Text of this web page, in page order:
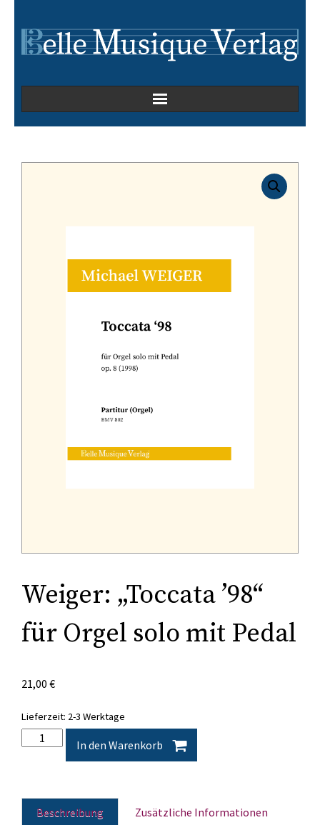
Home
Kammermusik
Orchesterwerke
Weiger: „Toccata ’98“
für Orgel solo mit Pedal
21,00 €
Lieferzeit: 2-3 Werktage
Weiger:
für
Orgel
In den Warenkorb
Beschreibung
Zusätzliche Informationen